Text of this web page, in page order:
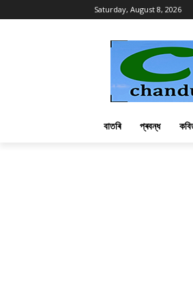
Saturday, August 8, 2026
বাতৰি প্ৰবন্ধ